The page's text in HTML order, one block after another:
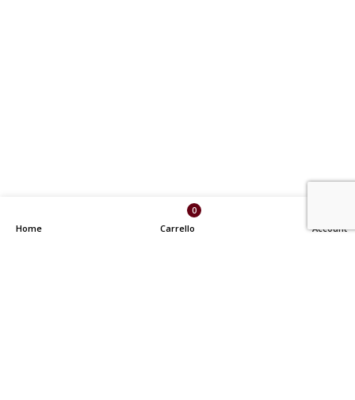
Home
0
Carrello Account